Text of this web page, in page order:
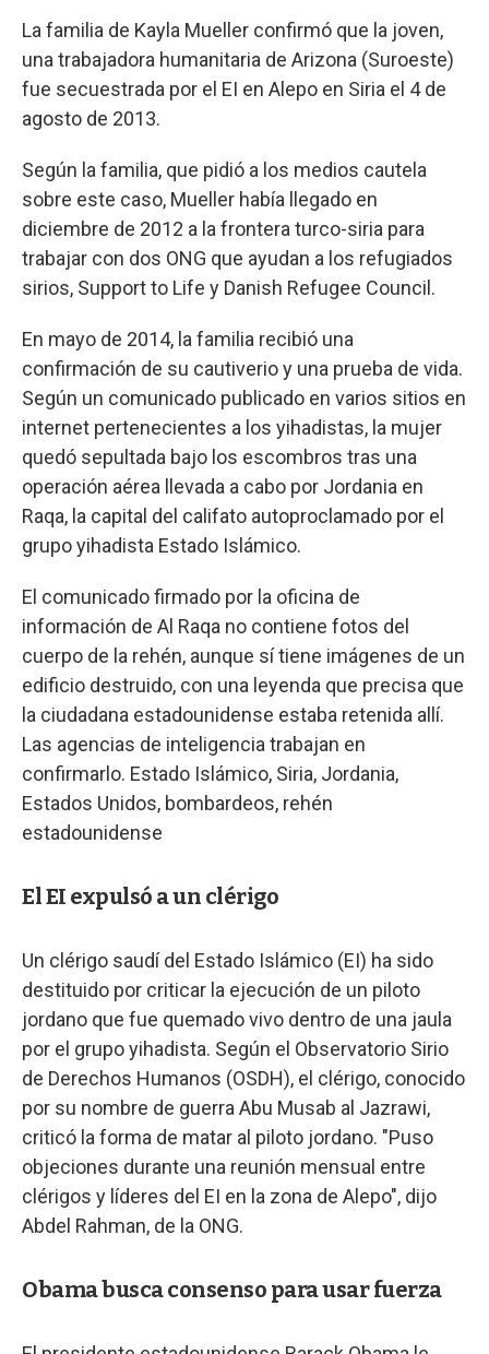
La familia de Kayla Mueller confirmó que la joven,
una trabajadora humanitaria de Arizona (Suroeste)
fue secuestrada por el EI en Alepo en Siria el 4 de
agosto de 2013.
Según la familia, que pidió a los medios cautela
sobre este caso, Mueller había llegado en
diciembre de 2012 a la frontera turco-siria para
trabajar con dos ONG que ayudan a los refugiados
sirios, Support to Life y Danish Refugee Council.
En mayo de 2014, la familia recibió una
confirmación de su cautiverio y una prueba de vida.
Según un comunicado publicado en varios sitios en
internet pertenecientes a los yihadistas, la mujer
quedó sepultada bajo los escombros tras una
operación aérea llevada a cabo por Jordania en
Raqa, la capital del califato autoproclamado por el
grupo yihadista Estado Islámico.
El comunicado firmado por la oficina de
información de Al Raqa no contiene fotos del
cuerpo de la rehén, aunque sí tiene imágenes de un
edificio destruido, con una leyenda que precisa que
la ciudadana estadounidense estaba retenida allí.
Las agencias de inteligencia trabajan en
confirmarlo. Estado Islámico, Siria, Jordania,
Estados Unidos, bombardeos, rehén
estadounidense
El EI expulsó a un clérigo
Un clérigo saudí del Estado Islámico (EI) ha sido
destituido por criticar la ejecución de un piloto
jordano que fue quemado vivo dentro de una jaula
por el grupo yihadista. Según el Observatorio Sirio
de Derechos Humanos (OSDH), el clérigo, conocido
por su nombre de guerra Abu Musab al Jazrawi,
criticó la forma de matar al piloto jordano. "Puso
objeciones durante una reunión mensual entre
clérigos y líderes del EI en la zona de Alepo", dijo
Abdel Rahman, de la ONG.
Obama busca consenso para usar fuerza